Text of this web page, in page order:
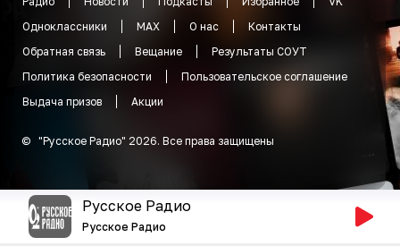
Одноклассники
MAX О нас
Контакты
Обратная связь
Вещание
Результаты СОУТ
Политика безопасности
Пользовательское соглашение
Выдача призов
Акции
© "Русское Радио" 2026. Все права защищены
Русское Радио
Русское Радио